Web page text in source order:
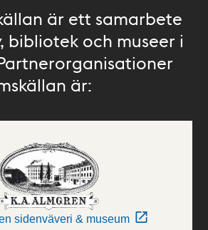
är ett samarbete
bibliotek och museer i
är:
sidenväveri & museum